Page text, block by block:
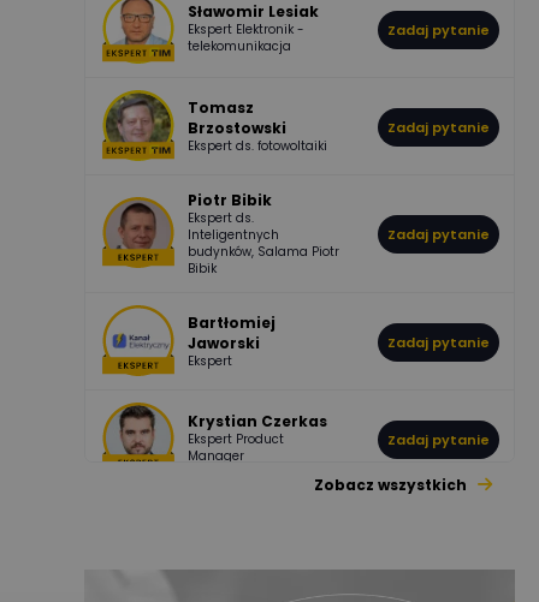
Pawel02 955 374
boss 532 714
DawidZak 796
Odpowiedzi
244
Ocen
Sławomir Lesiak
Ekspert Elektronik -
telekomunikacja
Zadaj pytanie
Tomasz
Brzostowski
Ekspert ds. fotowoltaiki
Zadaj pytanie
Piotr Bibik
Ekspert ds.
Inteligentnych
budynków, Salama Piotr
Bibik
Zadaj pytanie
Bartłomiej
Jaworski
Ekspert
Zadaj pytanie
Krystian Czerkas
Ekspert Product
Manager
Zadaj pytanie
Zobacz wszystkich